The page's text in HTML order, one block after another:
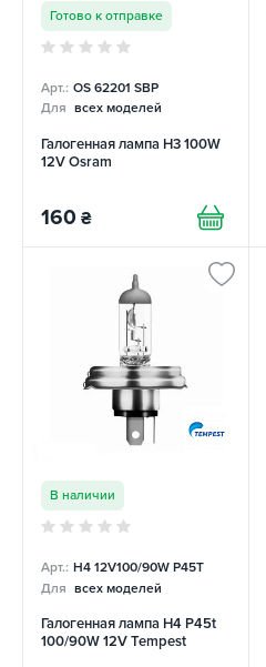
Готово к отправке
Арт.: OS 62201 SBP
Для всех моделей
Галогенная лампа H3 100W
12V Osram
160 ₴
В наличии
Арт.: H4 12V100/90W P45T
Для всех моделей
Галогенная лампа H4 P45t
100/90W 12V Tempest